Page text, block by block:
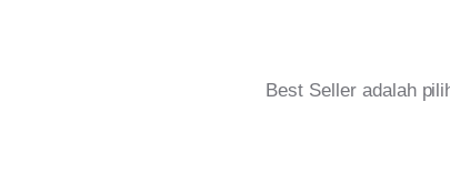
Best Seller adalah